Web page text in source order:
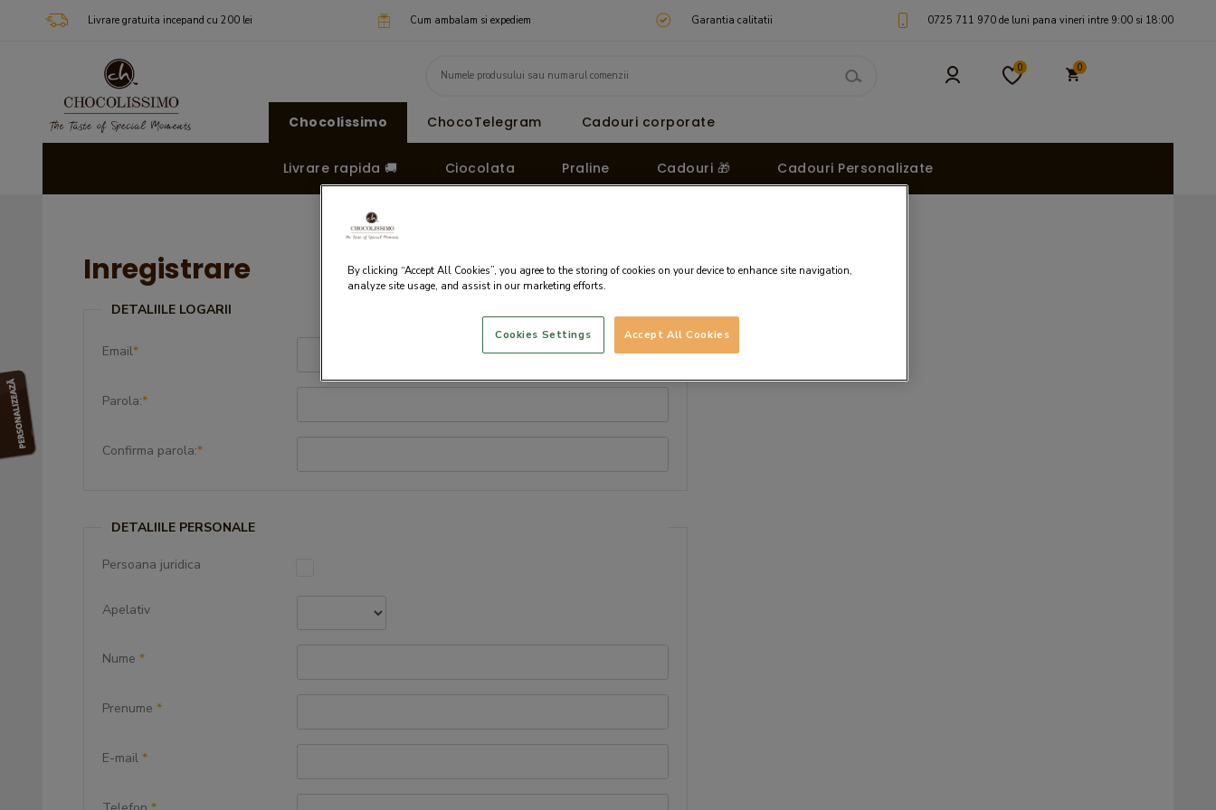
Livrare gratuita incepand cu 200 lei Cum ambalam si expediem Garantia calitatii 0725 711 970 de luni pana vineri intre 9:00 si 18:00
0 0
Chocolissimo ChocoTelegram Cadouri corporate
Livrare rapida 🚚 Ciocolata Praline Cadouri 🎁 Cadouri Personalizate
Inregistrare
DETALIILE LOGARII
Email*
Parola:*
Confirma parola:*
DETALIILE PERSONALE
Persoana juridica
Apelativ
Nume *
Prenume *
E-mail *
By clicking “Accept All Cookies”, you agree to the storing of cookies on your device to enhance site navigation,
analyze site usage, and assist in our marketing efforts.
Accept All Cookies
Cookies Settings